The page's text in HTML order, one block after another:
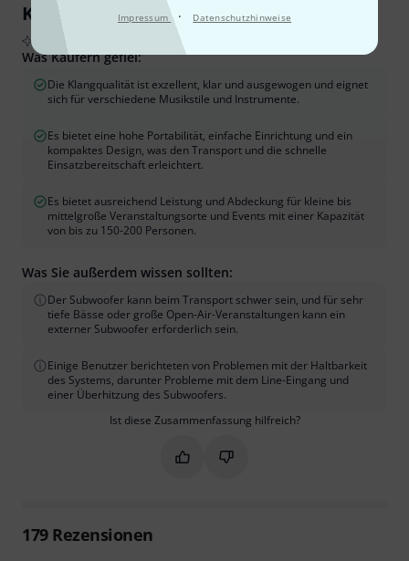
Impressum · Datenschutzhinweise
Kundenrezensionen im Überblick
Aus echten Käuferbewertungen, zusammengefasst durch KI
Was Käufern gefiel:
Die Klangqualität ist exzellent, klar und ausgewogen und eignet
sich für verschiedene Musikstile und Instrumente.
Es bietet eine hohe Portabilität, einfache Einrichtung und ein
kompaktes Design, was den Transport und die schnelle
Einsatzbereitschaft erleichtert.
Es bietet ausreichend Leistung und Abdeckung für kleine bis
mittelgroße Veranstaltungsorte und Events mit einer Kapazität
von bis zu 150-200 Personen.
Was Sie außerdem wissen sollten:
Der Subwoofer kann beim Transport schwer sein, und für sehr
tiefe Bässe oder große Open-Air-Veranstaltungen kann ein
externer Subwoofer erforderlich sein.
Einige Benutzer berichteten von Problemen mit der Haltbarkeit
des Systems, darunter Probleme mit dem Line-Eingang und
einer Überhitzung des Subwoofers.
Ist diese Zusammenfassung hilfreich?
Markieren Sie diese
Markieren Sie diese
179Rezensionen